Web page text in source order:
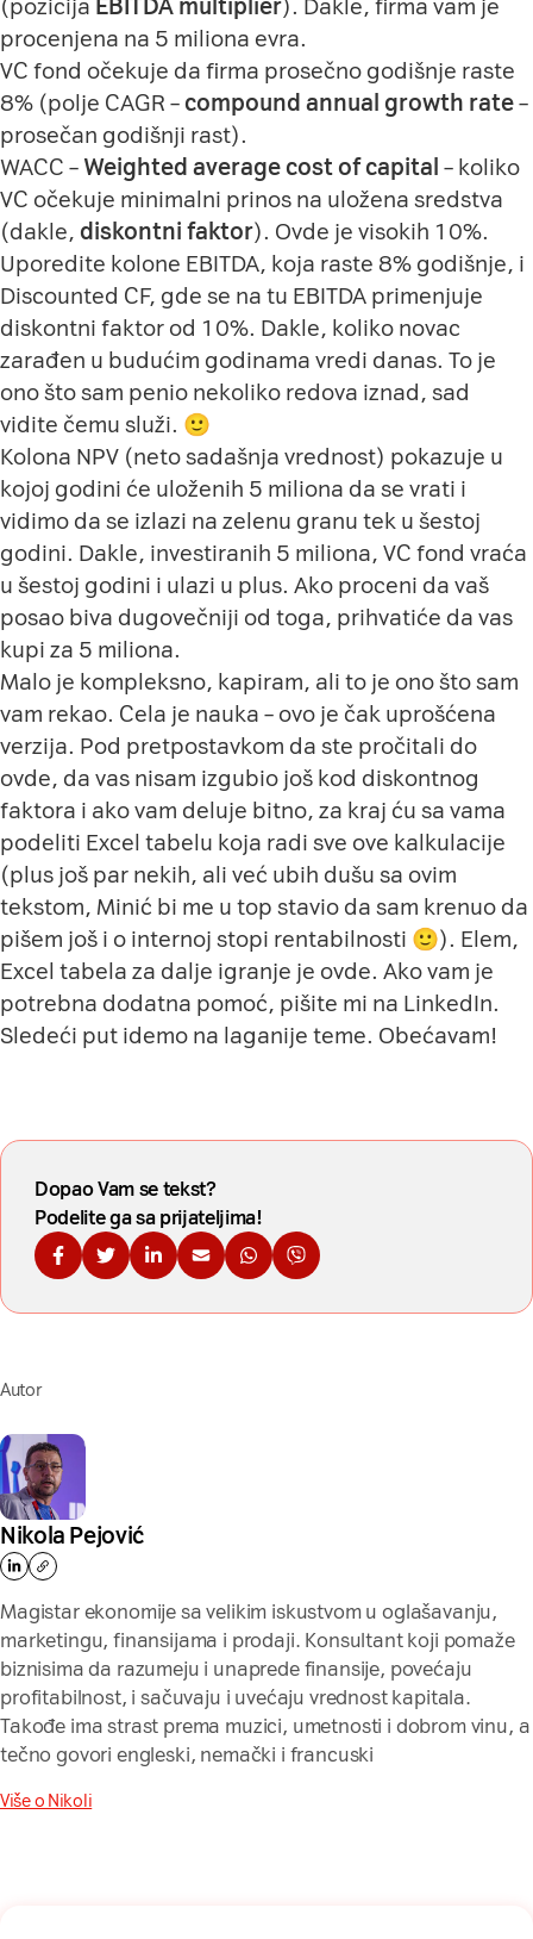
(pozicija EBITDA multiplier). Dakle, firma vam je
procenjena na 5 miliona evra.
VC fond očekuje da firma prosečno godišnje raste
8% (polje CAGR –compound annual growth rate–
prosečan godišnji rast).
WACC – Weighted average cost of capital – koliko
VC očekuje minimalni prinos na uložena sredstva
(dakle, diskontni faktor). Ovde je visokih 10%.
Uporedite kolone EBITDA, koja raste 8% godišnje, i
Discounted CF, gde se na tu EBITDA primenjuje
diskontni faktor od 10%. Dakle, koliko novac
zarađen u budućim godinama vredi danas. To je
ono što sam penio nekoliko redova iznad, sad
vidite čemu služi. 🙂
Kolona NPV (neto sadašnja vrednost) pokazuje u
kojoj godini će uloženih 5 miliona da se vrati i
vidimo da se izlazi na zelenu granu tek u šestoj
godini. Dakle, investiranih 5 miliona, VC fond vraća
u šestoj godini i ulazi u plus. Ako proceni da vaš
posao biva dugovečniji od toga, prihvatiće da vas
kupi za 5 miliona.
Malo je kompleksno, kapiram, ali to je ono što sam
vam rekao. Cela je nauka – ovo je čak uprošćena
verzija. Pod pretpostavkom da ste pročitali do
ovde, da vas nisam izgubio još kod diskontnog
faktora i ako vam deluje bitno, za kraj ću sa vama
podeliti Excel tabelu koja radi sve ove kalkulacije
(plus još par nekih, ali već ubih dušu sa ovim
tekstom, Minić bi me u top stavio da sam krenuo da
pišem još i o internoj stopi rentabilnosti 🙂). Elem,
Excel tabela za dalje igranje je ovde. Ako vam je
potrebna dodatna pomoć, pišite mi na LinkedIn.
Sledeći put idemo na laganije teme. Obećavam!
Dopao Vam se tekst?
Podelite ga sa prijateljima!
Podelite na Fejsbuku
Podelite na Tviteru
Podelite na Linkdinu
Podelite na imejl
Podelite na WhatsApp
Podelite na Viberu
Autor
Nikola Pejović
Magistar ekonomije sa velikim iskustvom u oglašavanju,
marketingu, finansijama i prodaji. Konsultant koji pomaže
biznisima da razumeju i unaprede finansije, povećaju
profitabilnost, i sačuvaju i uvećaju vrednost kapitala.
Takođe ima strast prema muzici, umetnosti i dobrom vinu, a
tečno govori engleski, nemački i francuski
Više o Nikoli